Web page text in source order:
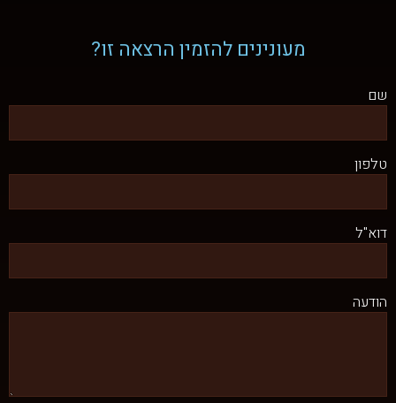
מעונינים להזמין הרצאה זו?
שם
טלפון
דוא"ל
הודעה